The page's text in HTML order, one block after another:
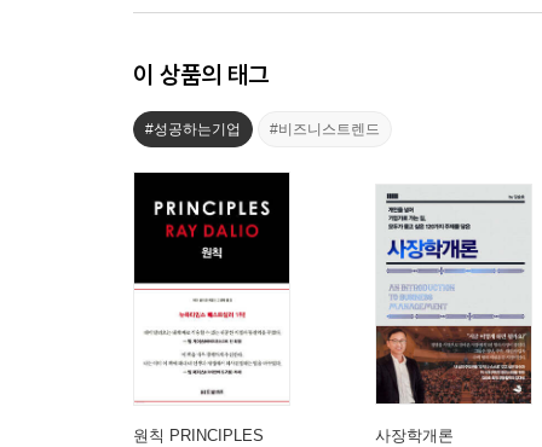
이 상품의 태그
#성공하는기업 #비즈니스트렌드
원칙 PRINCIPLES 사장학개론